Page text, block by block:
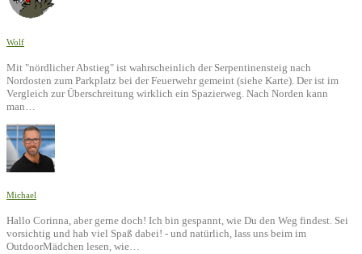
Wolf
Mit "nördlicher Abstieg" ist wahrscheinlich der Serpentinensteig nach
Nordosten zum Parkplatz bei der Feuerwehr gemeint (siehe Karte). Der ist im
Vergleich zur Überschreitung wirklich ein Spazierweg. Nach Norden kann
man…
Michael
Hallo Corinna, aber gerne doch! Ich bin gespannt, wie Du den Weg findest. Sei
vorsichtig und hab viel Spaß dabei! - und natürlich, lass uns beim im
OutdoorMädchen lesen, wie…